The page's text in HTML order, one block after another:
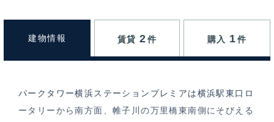
建物情報 賃貸 2 件 購入 1 件
パークタワー横浜ステーションプレミアは横浜駅東口ロ
ータリーから南方面、帷子川の万里橋東南側にそびえる